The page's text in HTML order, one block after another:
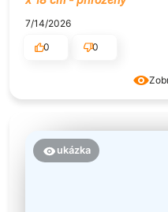
7/14/2026
0
0
ukázka